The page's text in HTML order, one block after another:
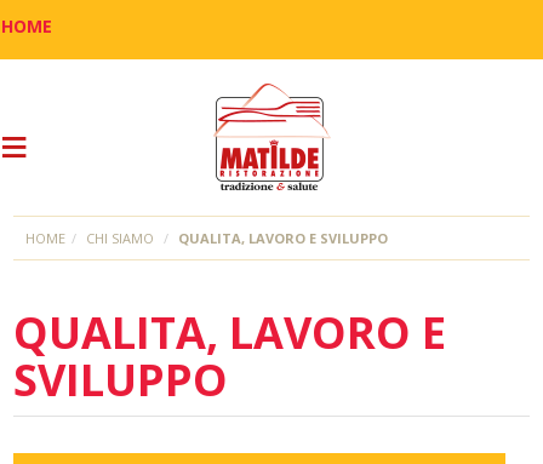
HOME
HOME CHI SIAMO QUALITA, LAVORO E SVILUPPO
QUALITA, LAVORO E
SVILUPPO